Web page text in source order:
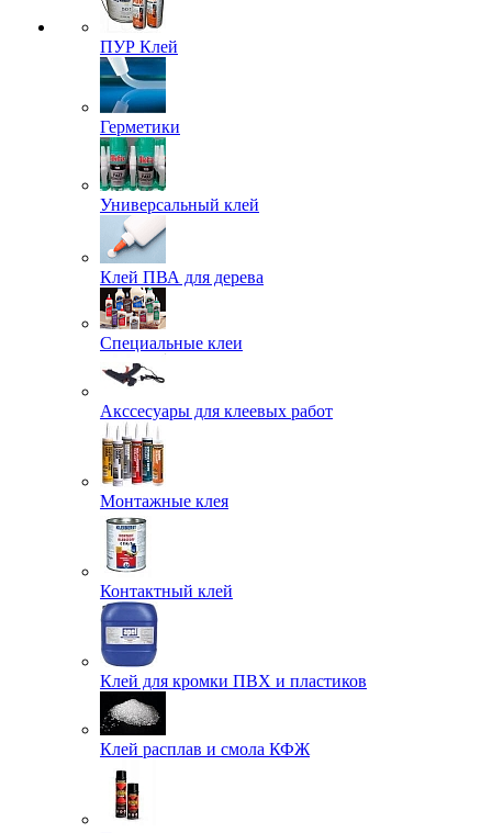
ПУР Клей
Герметики
Универсальный клей
Клей ПВА для дерева
Специальные клеи
Акссесуары для клеевых работ
Монтажные клея
Контактный клей
Клей для кромки ПВХ и пластиков
Клей расплав и смола КФЖ